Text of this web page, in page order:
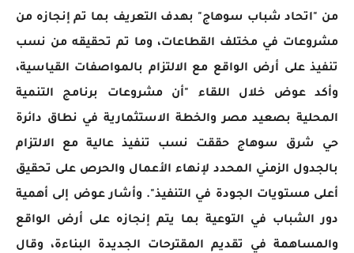
من "اتحاد شباب سوهاج" بهدف التعريف بما تم إنجازه من
مشروعات في مختلف القطاعات، وما تم تحقيقه من نسب
تنفيذ على أرض الواقع مع الالتزام بالمواصفات القياسية،
وأكد عوض خلال اللقاء "أن مشروعات برنامج التنمية
المحلية بصعيد مصر والخطة الاستثمارية في نطاق دائرة
حي شرق سوهاج حققت نسب تنفيذ عالية مع الالتزام
بالجدول الزمني المحدد لإنهاء الأعمال والحرص على تحقيق
أعلى مستويات الجودة في التنفيذ". وأشار عوض إلى أهمية
دور الشباب في التوعية بما يتم إنجازه على أرض الواقع
والمساهمة في تقديم المقترحات الجديدة البناءة، وقال